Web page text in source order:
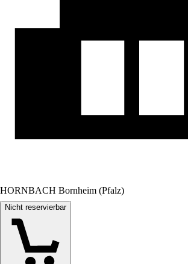
HORNBACH Bornheim (Pfalz)
Nicht reservierbar